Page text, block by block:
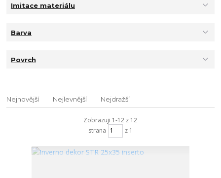
Imitace materiálu
Barva
Povrch
Nejnovější Nejlevnější Nejdražší
Zobrazuji 1-12 z 12
strana
z 1